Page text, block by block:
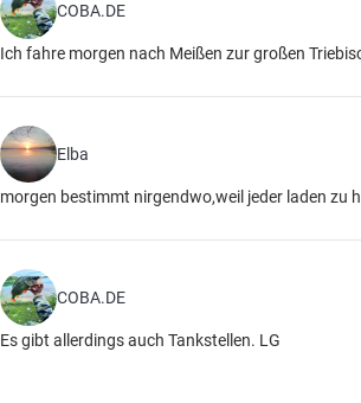
COBA.DE
Ich fahre morgen nach Meißen zur großen
Elba
morgen bestimmt nirgendwo,weil jeder laden zu
COBA.DE
Es gibt allerdings auch Tankstellen. LG